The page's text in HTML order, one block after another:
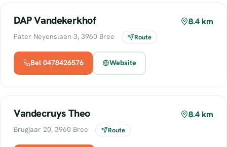
DAP Vandekerkhof 8.4 km
Pater Neyenslaan 3, 3960 Bree Route
Bel 0478426576 Website
Vandecruys Theo 8.4 km
Brugjaar 20, 3960 Bree Route